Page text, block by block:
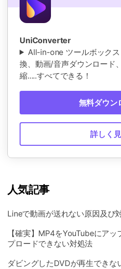
UniConverter
All-in-one ツールボック
換、動画/音声ダウンロード
縮.....すべてできる！
無料ダウン
詳しく
人気記事
Lineで動画が送れない原因及び
【確実】MP4をYouTubeにア
プロードできない対処法
ダビングしたDVDが再生できな